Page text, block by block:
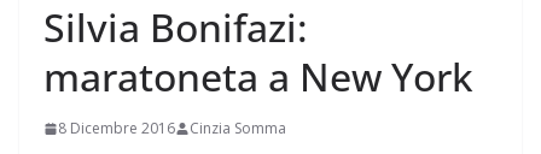
Silvia Bonifazi:
maratoneta a New York
8 Dicembre 2016 Cinzia Somma